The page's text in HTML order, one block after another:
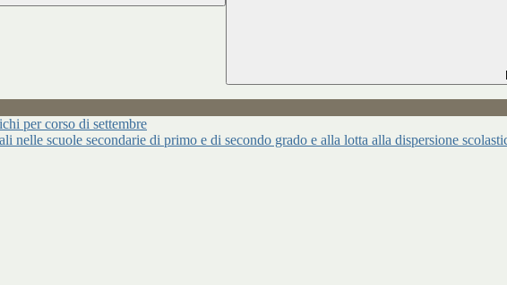
per corso di settembre
scuole secondarie di primo e di secondo grado e alla lotta alla dispersione